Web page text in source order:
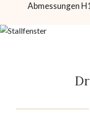
Abmessungen